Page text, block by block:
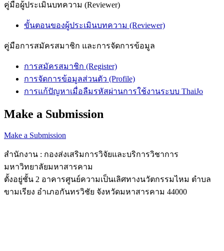
คู่มือผู้ประเมินบทความ (Reviewer)
ขั้นตอนของผู้ประเมินบทความ (Reviewer)
คู่มือการสมัครสมาชิก และการจัดการข้อมูล
การสมัครสมาชิก (Register)
การจัดการข้อมูลส่วนตัว (Profile)
การแก้ปัญหาเมื่อลืมรหัสผ่านการใช้งานระบบ ThaiJo
Make a Submission
Make a Submission
สำนักงาน : กองส่งเสริมการวิจัยและบริการวิชาการ
มหาวิทยาลัยมหาสารคาม
ตั้งอยู่ชั้น 2 อาคารศูนย์ความเป็นเลิศทางนวัตกรรมไหม ตำบล
ขามเรียง อำเภอกันทรวิชัย จังหวัดมหาสารคาม 44000